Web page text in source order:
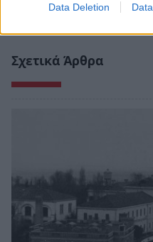
Data Deletion
Σχετικά Άρθρα